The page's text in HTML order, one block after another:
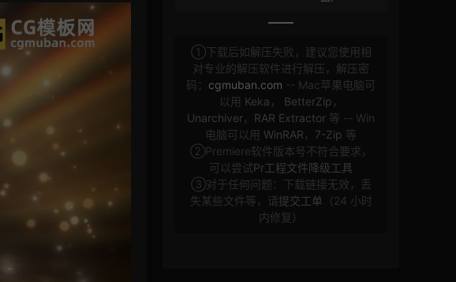
①下载后如解压失败，建议您使用相
对专业的解压软件进行解压，解压密
码： cgmuban.com -- Mac苹果电脑可
以用 Keka ， BetterZip ，
Unarchiver， RAR Extractor 等 -- Win
电脑可以用 WinRAR ， 7-Zip 等
②Premiere软件版本号不符合要求，
可以尝试Pr工程文件降级工具
③对于任何问题：下载链接无效，丢
失某些文件等，请提交工单 （24 小时
内修复）